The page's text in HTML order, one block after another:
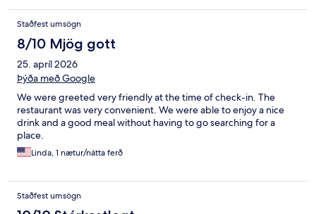
Staðfest umsögn
8/10 Mjög gott
25. apríl 2026
Þýða með Google
We were greeted very friendly at the time of check-in. The
restaurant was very convenient. We were able to enjoy a nice
drink and a good meal without having to go searching for a
place.
Linda, 1 nætur/nátta ferð
Staðfest umsögn